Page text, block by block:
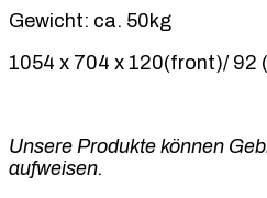
Gewicht: ca. 50kg
1054 x 704 x 120(front)/ 92
Unsere Produkte können
aufweisen.